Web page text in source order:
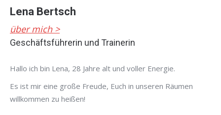
Lena Bertsch
über mich >
Geschäftsführerin und Trainerin
Hallo ich bin Lena, 28 Jahre alt und voller Energie.
Es ist mir eine große Freude, Euch in unseren Räumen
willkommen zu heißen!